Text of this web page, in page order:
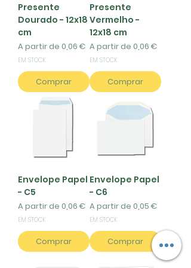
comprometidos em oferecer
uma variedade de envelopes
de alta qualidade que
atendam às suas
necessidades de
correspondência e
embalagem. Com uma ampla
gama de opções disponíveis e
para ajudá-lo a encontrar o
envelope perfeito para suas
necessidades específicas.
Presente
Dourado - 12x18
cm
A partir de 0,06 €
Preço promocional
EM STOCK
Comprar
Presente
Vermelho -
12x18 cm
A partir de 0,06 €
Preço promocional
EM STOCK
Comprar
Envelope Papel
- C5
A partir de 0,06 €
Preço promocional
EM STOCK
Comprar
Envelope Papel
- C6
A partir de 0,05 €
Preço promocional
EM STOCK
Comprar